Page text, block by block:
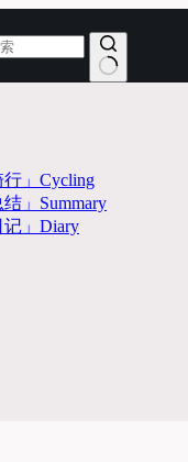
行」Cycling
结」Summary
记」Diary